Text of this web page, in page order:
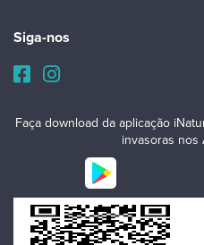
Siga-nos
Faça download da aplicação
invasoras nos